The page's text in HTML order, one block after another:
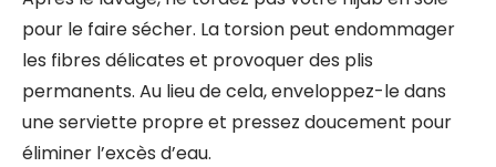
pour le faire sécher. La torsion peut endommager
les fibres délicates et provoquer des plis
permanents. Au lieu de cela, enveloppez-le dans
une serviette propre et pressez doucement pour
éliminer l’excès d’eau.